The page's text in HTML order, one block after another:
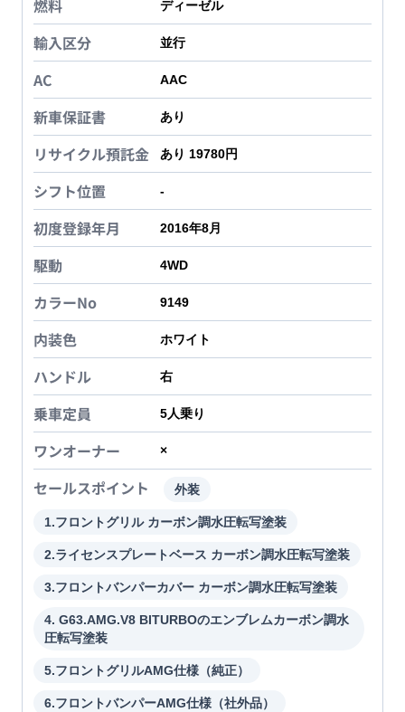
燃料 ディーゼル
輸入区分 並行
AC AAC
新車保証書 あり
リサイクル預託金 あり 19780円
シフト位置 -
初度登録年月 2016年8月
駆動 4WD
カラーNo 9149
内装色 ホワイト
ハンドル 右
乗車定員 5人乗り
ワンオーナー ×
セールスポイント 外装
1.フロントグリル カーボン調水圧転写塗装
2.ライセンスプレートベース カーボン調水圧転写塗装
3.フロントバンパーカバー カーボン調水圧転写塗装
4. G63.AMG.V8 BITURBOのエンブレムカーボン調水
圧転写塗装
5.フロントグリルAMG仕様（純正）
6.フロントバンパーAMG仕様（社外品）